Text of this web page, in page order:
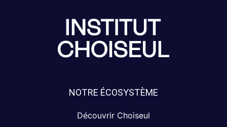
NOTRE ÉCOSYSTÈME
Découvrir Choiseul